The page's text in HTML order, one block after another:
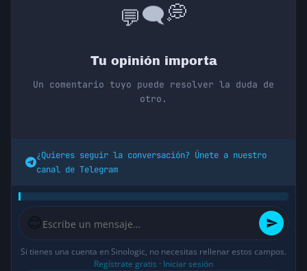
💬🗨️💭
Tu opinión importa
Un comentario tuyo puede resolver la duda de
otro.
¿Quieres seguir la conversación? Únete a nuestro
canal de Telegram
😊
Si tienes una cuenta en Sinologic, no necesitas rellenar estos campos.
Regístrate gratis · Iniciar sesión